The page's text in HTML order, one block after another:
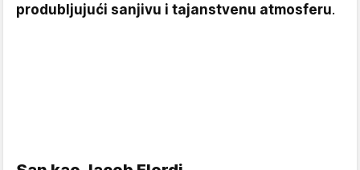
produbljujući sanjivu i tajanstvenu atmosferu.